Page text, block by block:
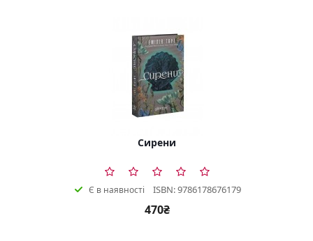
Сирени
Є в наявності ISBN: 9786178676179
470₴